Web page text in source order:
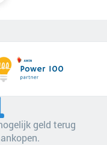
geld terug